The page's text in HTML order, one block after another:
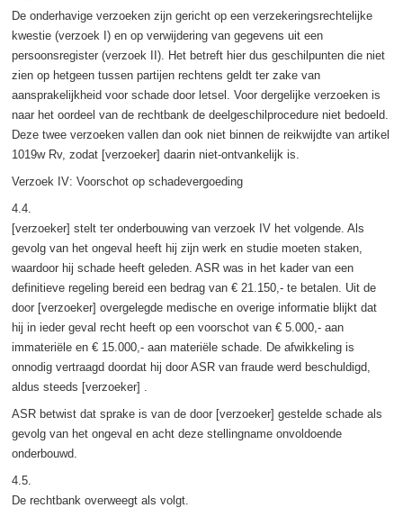
De onderhavige verzoeken zijn gericht op een verzekeringsrechtelijke
kwestie (verzoek I) en op verwijdering van gegevens uit een
persoonsregister (verzoek II). Het betreft hier dus geschilpunten die niet
zien op hetgeen tussen partijen rechtens geldt ter zake van
aansprakelijkheid voor schade door letsel. Voor dergelijke verzoeken is
naar het oordeel van de rechtbank de deelgeschilprocedure niet bedoeld.
Deze twee verzoeken vallen dan ook niet binnen de reikwijdte van artikel
1019w Rv, zodat [verzoeker] daarin niet-ontvankelijk is.
Verzoek IV: Voorschot op schadevergoeding
4.4.
[verzoeker] stelt ter onderbouwing van verzoek IV het volgende. Als
gevolg van het ongeval heeft hij zijn werk en studie moeten staken,
waardoor hij schade heeft geleden. ASR was in het kader van een
definitieve regeling bereid een bedrag van € 21.150,- te betalen. Uit de
door [verzoeker] overgelegde medische en overige informatie blijkt dat
hij in ieder geval recht heeft op een voorschot van € 5.000,- aan
immateriële en € 15.000,- aan materiële schade. De afwikkeling is
onnodig vertraagd doordat hij door ASR van fraude werd beschuldigd,
aldus steeds [verzoeker] .
ASR betwist dat sprake is van de door [verzoeker] gestelde schade als
gevolg van het ongeval en acht deze stellingname onvoldoende
onderbouwd.
4.5.
De rechtbank overweegt als volgt.